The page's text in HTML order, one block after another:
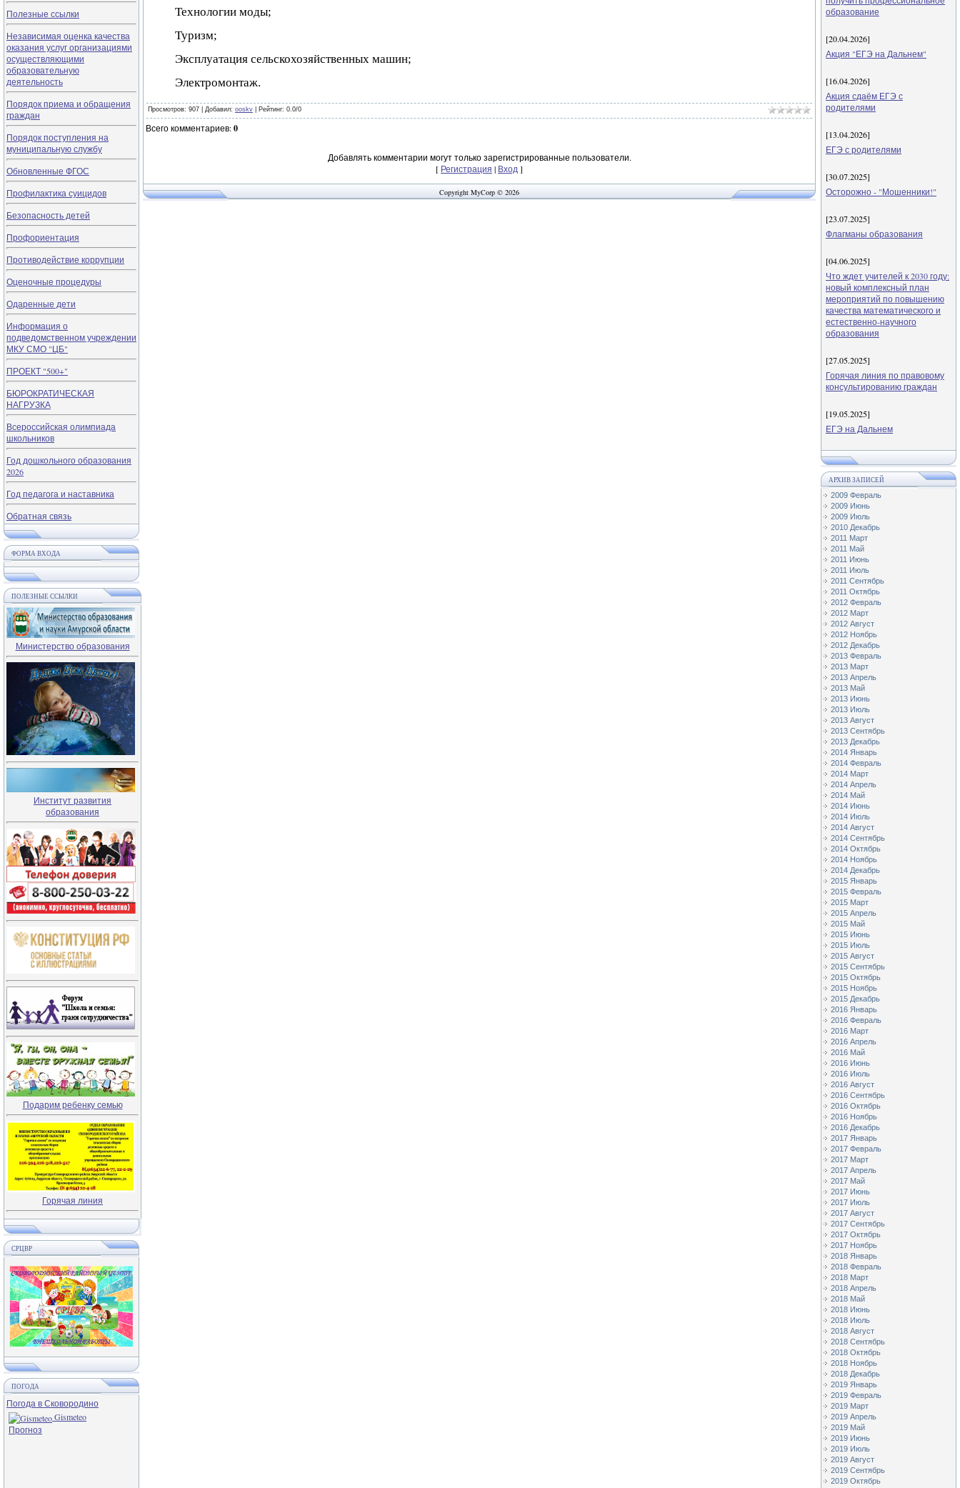
Полезные ссылки
Независимая оценка качества
оказания услуг организациями
осуществляющими
образовательную
деятельность
Порядок приема и обращения
граждан
Порядок поступления на
муниципальную службу
Обновленные ФГОС
Профилактика суицидов
Безопасность детей
Профориентация
Противодействие коррупции
Оценочные процедуры
Одаренные дети
Информация о
подведомственном учреждении
МКУ СМО "ЦБ"
ПРОЕКТ "500+"
БЮРОКРАТИЧЕСКАЯ
НАГРУЗКА
Всероссийская олимпиада
школьников
Год дошкольного образования
2026
Год педагога и наставника
Обратная связь
ФОРМА ВХОДА
ПОЛЕЗНЫЕ ССЫЛКИ
Министерство образования
Институт развития
образования
Подарим ребенку семью
Горячая линия
СРЦВР
ПОГОДА
Погода в Сковородино
Gismeteo
Прогноз
Технологии моды;
Туризм;
Эксплуатация сельскохозяйственных машин;
Электромонтаж.
Просмотров: 907 | Добавил: ooskv Рейтинг: 0.0/0
Всего комментариев:0
Добавлять комментарии могут только зарегистрированные пользователи.
[ Регистрация | Вход ]
Copyright MyCorp © 2026
образование
[20.04.2026]
Акция "ЕГЭ на Дальнем"
[16.04.2026]
Акция сдаём ЕГЭ с
родителями
[13.04.2026]
ЕГЭ с родителями
[30.07.2025]
Осторожно - "Мошенники!"
[23.07.2025]
Флагманы образования
[04.06.2025]
Что ждет учителей к 2030 году:
новый комплексный план
мероприятий по повышению
качества математического и
естественно-научного
образования
[27.05.2025]
Горячая линия по правовому
консультированию граждан
[19.05.2025]
ЕГЭ на Дальнем
АРХИВ ЗАПИСЕЙ
2009 Февраль
2009 Июнь
2009 Июль
2010 Декабрь
2011 Март
2011 Май
2011 Июнь
2011 Июль
2011 Сентябрь
2011 Октябрь
2012 Февраль
2012 Март
2012 Август
2012 Ноябрь
2012 Декабрь
2013 Февраль
2013 Март
2013 Апрель
2013 Май
2013 Июнь
2013 Июль
2013 Август
2013 Сентябрь
2013 Декабрь
2014 Январь
2014 Февраль
2014 Март
2014 Апрель
2014 Май
2014 Июнь
2014 Июль
2014 Август
2014 Сентябрь
2014 Октябрь
2014 Ноябрь
2014 Декабрь
2015 Январь
2015 Февраль
2015 Март
2015 Апрель
2015 Май
2015 Июнь
2015 Июль
2015 Август
2015 Сентябрь
2015 Октябрь
2015 Ноябрь
2015 Декабрь
2016 Январь
2016 Февраль
2016 Март
2016 Апрель
2016 Май
2016 Июнь
2016 Июль
2016 Август
2016 Сентябрь
2016 Октябрь
2016 Ноябрь
2016 Декабрь
2017 Январь
2017 Февраль
2017 Март
2017 Апрель
2017 Май
2017 Июнь
2017 Июль
2017 Август
2017 Сентябрь
2017 Октябрь
2017 Ноябрь
2018 Январь
2018 Февраль
2018 Март
2018 Апрель
2018 Май
2018 Июнь
2018 Июль
2018 Август
2018 Сентябрь
2018 Октябрь
2018 Ноябрь
2018 Декабрь
2019 Январь
2019 Февраль
2019 Март
2019 Апрель
2019 Май
2019 Июнь
2019 Июль
2019 Август
2019 Сентябрь
2019 Октябрь